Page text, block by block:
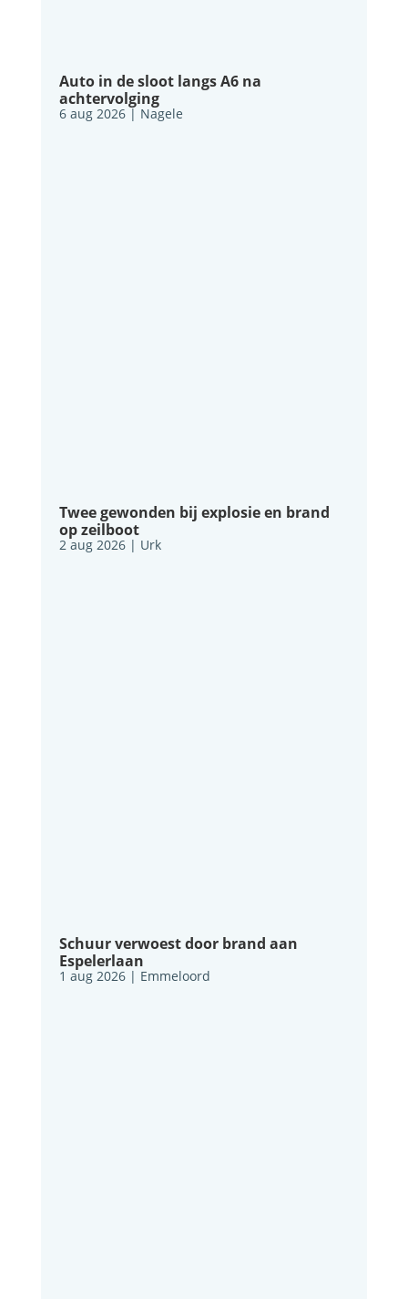
Auto in de sloot langs A6 na
achtervolging
6 aug 2026| Nagele
Twee gewonden bij explosie en brand
op zeilboot
2 aug 2026| Urk
Schuur verwoest door brand aan
Espelerlaan
1 aug 2026| Emmeloord